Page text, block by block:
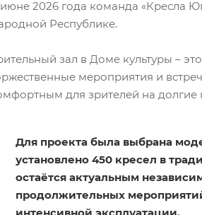
2026 года команда «Кресла
Республике.
зал в Доме культуры –
мероприятия и
для зрителей на долгие
Для проекта была выбрана
установлено 450 кресел в
остаётся актуальным
продолжительных